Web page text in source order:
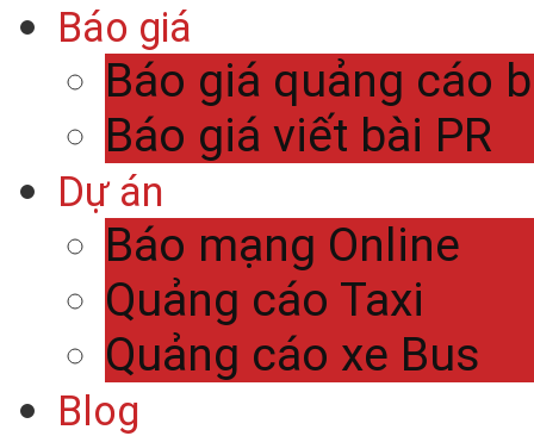
Báo giá
Báo giá quảng cáo
Báo giá viết bài PR
Dự án
Báo mạng Online
Quảng cáo Taxi
Quảng cáo xe Bus
Blog